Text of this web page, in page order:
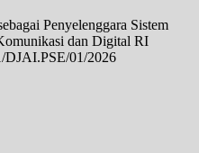
Penyelenggara Sistem
dan Digital RI
DJAI.PSE/01/2026